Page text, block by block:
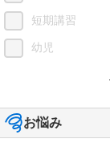
短期講習
幼児
お悩み